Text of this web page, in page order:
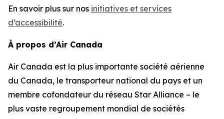
En savoir plus sur nos initiatives et services
d’accessibilité.
À propos d’Air Canada
Air Canada est la plus importante société aérienne
du Canada, le transporteur national du pays et un
membre cofondateur du réseau Star Alliance – le
plus vaste regroupement mondial de sociétés